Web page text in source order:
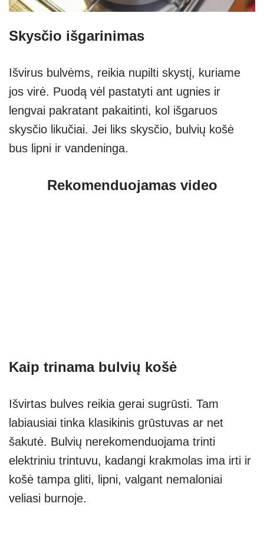
Skysčio išgarinimas
Išvirus bulvėms, reikia nupilti skystį, kuriame
jos virė. Puodą vėl pastatyti ant ugnies ir
lengvai pakratant pakaitinti, kol išgaruos
skysčio likučiai. Jei liks skysčio, bulvių košė
bus lipni ir vandeninga.
Rekomenduojamas video
Kaip trinama bulvių košė
Išvirtas bulves reikia gerai sugrūsti. Tam
labiausiai tinka klasikinis grūstuvas ar net
šakutė. Bulvių nerekomenduojama trinti
elektriniu trintuvu, kadangi krakmolas ima irti ir
košė tampa gliti, lipni, valgant nemaloniai
veliasi burnoje.